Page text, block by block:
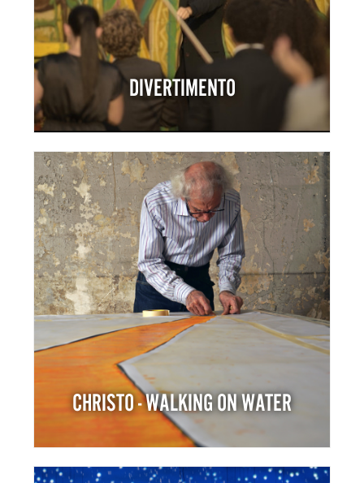
DIVERTIMENTO
CHRISTO - WALKING ON WATER